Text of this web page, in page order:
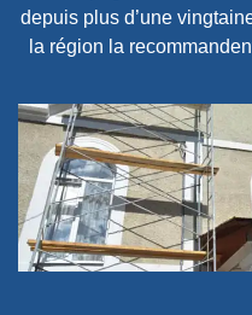
depuis plus d’une
la région la